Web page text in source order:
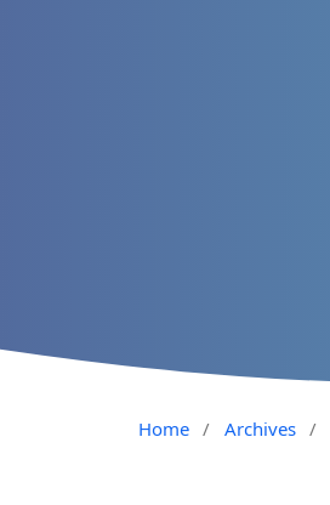
Home / Archives /